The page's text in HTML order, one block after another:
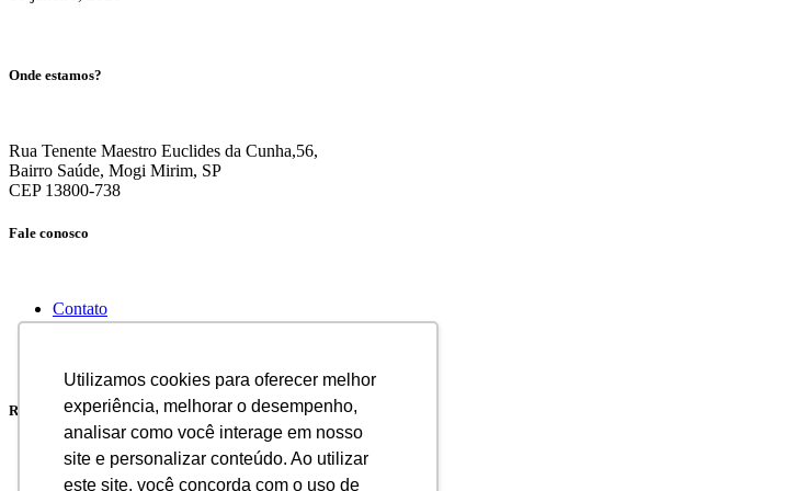
Utilizamos cookies para oferecer melhor
experiência, melhorar o desempenho,
analisar como você interage em nosso
site e personalizar conteúdo. Ao utilizar
este site, você concorda com o uso de
Onde estamos?
Rua Tenente Maestro Euclides da Cunha,56,
Bairro Saúde, Mogi Mirim, SP
CEP 13800-738
Fale conosco
Contato
E-mail (vendas)
Redes Sociais
Facebook